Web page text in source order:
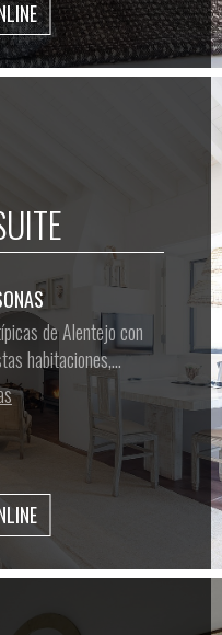
de Alentejo con
habitaciones,...